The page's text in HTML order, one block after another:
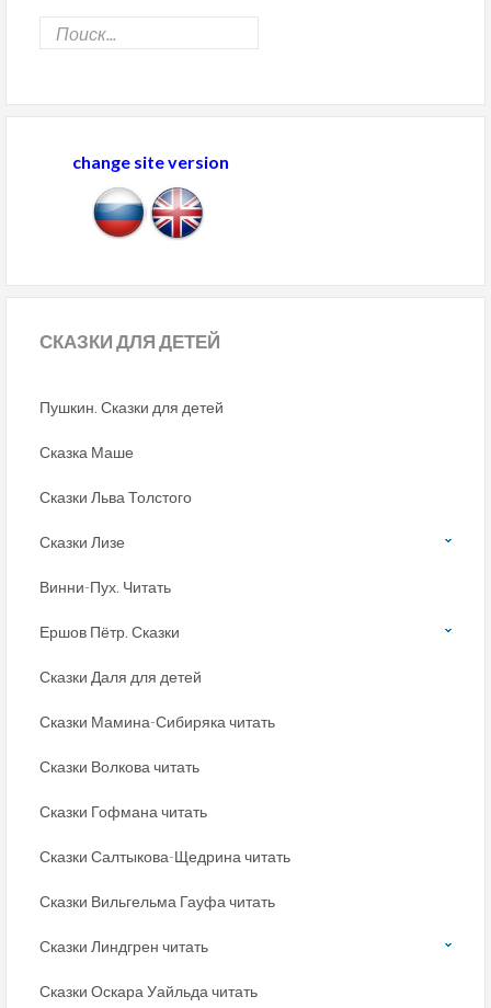
change site version
СКАЗКИДЛЯ ДЕТЕЙ
Пушкин. Сказки для детей
Сказка Маше
Сказки Льва Толстого
Сказки Лизе
Винни-Пух. Читать
Ершов Пётр. Сказки
Сказки Даля для детей
Сказки Мамина-Сибиряка читать
Сказки Волкова читать
Сказки Гофмана читать
Сказки Салтыкова-Щедрина читать
Сказки Вильгельма Гауфа читать
Сказки Линдгрен читать
Сказки Оскара Уайльда читать